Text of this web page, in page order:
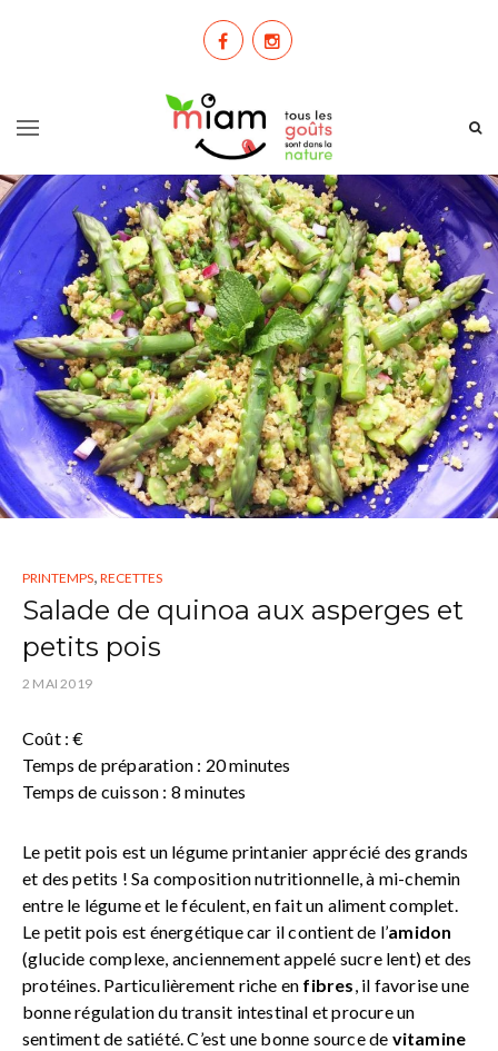
PRINTEMPS, RECETTES
Salade de quinoa aux asperges et
petits pois
2 MAI 2019
Coût : €
Temps de préparation : 20 minutes
Temps de cuisson : 8 minutes
Le petit pois est un légume printanier apprécié des grands
et des petits ! Sa composition nutritionnelle, à mi-chemin
entre le légume et le féculent, en fait un aliment complet.
Le petit pois est énergétique car il contient de l’amidon
(glucide complexe, anciennement appelé sucre lent) et des
protéines. Particulièrement riche en fibres, il favorise une
bonne régulation du transit intestinal et procure un
sentiment de satiété. C’est une bonne source de vitamine